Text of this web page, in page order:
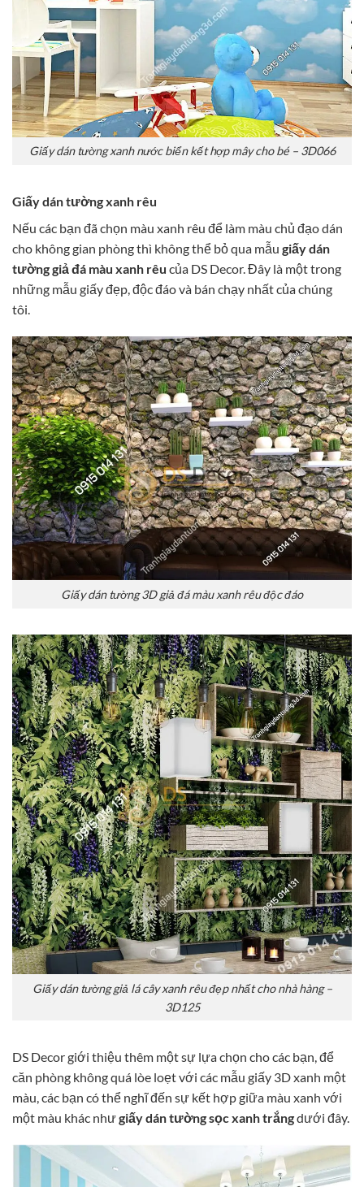
Giấy dán tường xanh nước biển kết hợp mây cho bé – 3D066
Giấy dán tường xanh rêu
Nếu các bạn đã chọn màu xanh rêu để làm màu chủ đạo dán
cho không gian phòng thì không thể bỏ qua mẫu giấy dán
tường giả đá màu xanh rêu của DS Decor. Đây là một trong
những mẫu giấy đẹp, độc đáo và bán chạy nhất của chúng
tôi.
Giấy dán tường 3D giả đá màu xanh rêu độc đáo
Giấy dán tường giả lá cây xanh rêu đẹp nhất cho nhà hàng –
3D125
DS Decor giới thiệu thêm một sự lựa chọn cho các bạn, để
căn phòng không quá lòe loẹt với các mẫu giấy 3D xanh một
màu, các bạn có thể nghĩ đến sự kết hợp giữa màu xanh với
một màu khác nhưgiấy dán tường sọc xanh trắngdưới đây.